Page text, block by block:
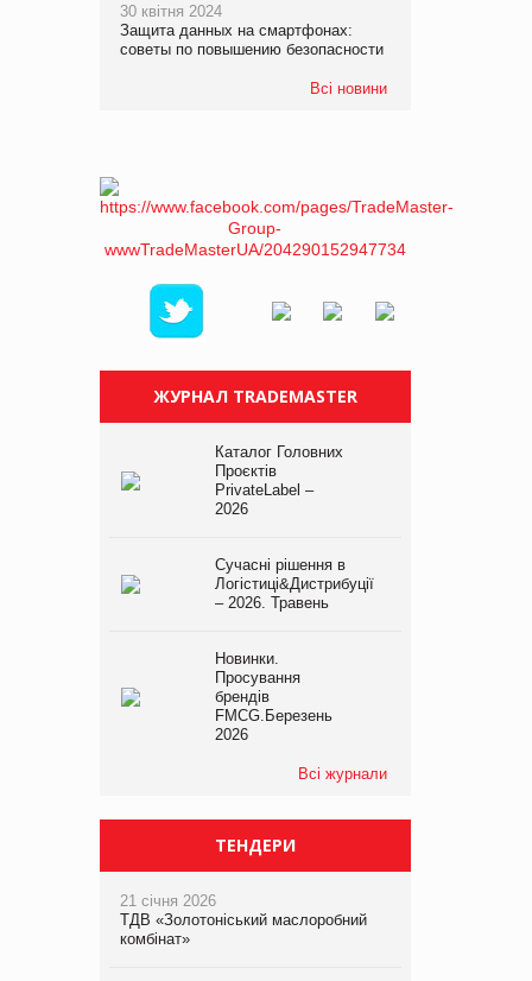
30 квітня 2024
Защита данных на смартфонах:
советы по повышению безопасности
Всі новини
ЖУРНАЛ TRADEMASTER
Каталог Головних
Проєктів
PrivateLabel –
2026
Сучасні рішення в
Логістиці&Дистрибуції
– 2026. Травень
Новинки.
Просування
брендів
FMCG.Березень
2026
Всі журнали
ТЕНДЕРИ
21 січня 2026
ТДВ «Золотоніський маслоробний
комбінат»